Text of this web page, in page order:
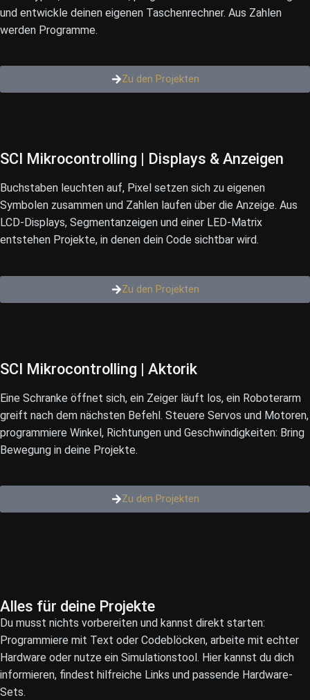
und entwickle deinen eigenen Taschenrechner. Aus Zahlen
werden Programme.
Zu den Projekten
SCI Mikrocontrolling | Displays & Anzeigen
Buchstaben leuchten auf, Pixel setzen sich zu eigenen
Symbolen zusammen und Zahlen laufen über die Anzeige. Aus
LCD-Displays, Segmentanzeigen und einer LED-Matrix
entstehen Projekte, in denen dein Code sichtbar wird.
Zu den Projekten
SCI Mikrocontrolling | Aktorik
Eine Schranke öffnet sich, ein Zeiger läuft los, ein Roboterarm
greift nach dem nächsten Befehl. Steuere Servos und Motoren,
programmiere Winkel, Richtungen und Geschwindigkeiten: Bring
Bewegung in deine Projekte.
Zu den Projekten
Alles für deine Projekte
Du musst nichts vorbereiten und kannst direkt starten:
Programmiere mit Text oder Codeblöcken, arbeite mit echter
Hardware oder nutze ein Simulationstool. Hier kannst du dich
informieren, findest hilfreiche Links und passende Hardware-
Sets.